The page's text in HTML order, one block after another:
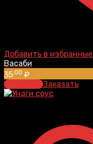
Добавить в избранные
Васаби
35,00 ₽
В корзинуЗаказать